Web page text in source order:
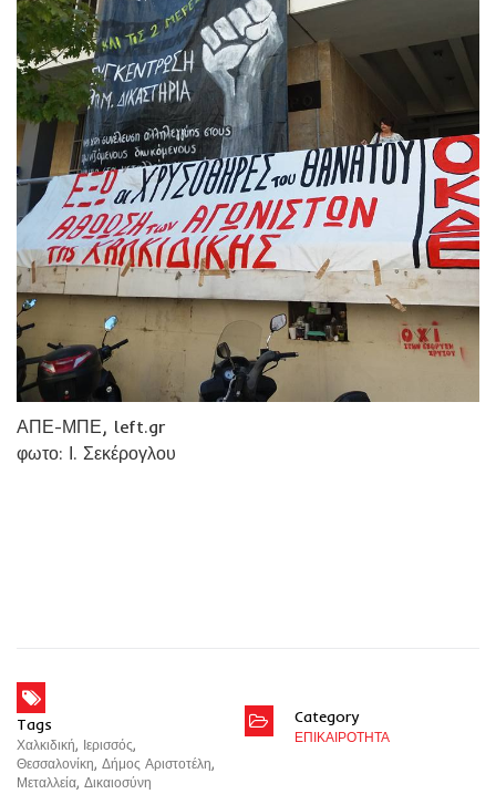
ΑΠΕ-ΜΠΕ, left.gr
φωτο: Ι. Σεκέρογλου
Tags
Χαλκιδική, Ιερισσός,
Θεσσαλονίκη, Δήμος Αριστοτέλη,
Μεταλλεία, Δικαιοσύνη
Category
ΕΠΙΚΑΙΡΟΤΗΤΑ